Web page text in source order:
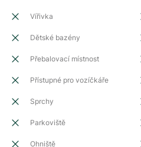
Vířivka
Dětské bazény
Přebalovací místnost
Přístupné pro vozíčkáře
Sprchy
Parkoviště
Ohniště